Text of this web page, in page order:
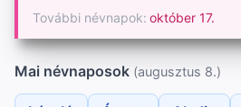
További névnapok: október 17.
Mai névnaposok (augusztus 8.)